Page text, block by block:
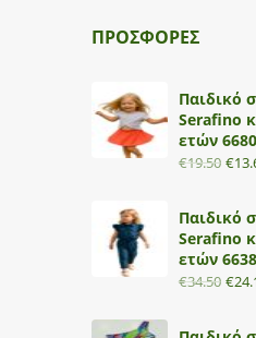
ΠΡΟΣΦΟΡΕΣ
Παιδικό
Serafino
ετών
€19.50 €
Παιδικό
Serafino
ετών
€34.50 €